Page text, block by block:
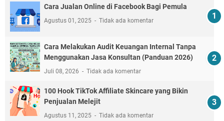
Cara Jualan Online di Facebook Bagi Pemula
Agustus 01, 2025 Tidak ada komentar
Cara Melakukan Audit Keuangan Internal Tanpa
Menggunakan Jasa Konsultan (Panduan 2026)
Juli 08, 2026 Tidak ada komentar
100 Hook TikTok Affiliate Skincare yang Bikin
Penjualan Melejit
Agustus 11, 2025 Tidak ada komentar